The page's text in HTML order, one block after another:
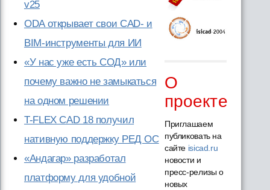
v25
ODA открывает свои CAD- и
BIM-инструменты для ИИ
«У нас уже есть СОД» или
почему важно не замыкаться
на одном решении
T-FLEX CAD 18 получил
нативную поддержку РЕД ОС
«Андагар» разработал
платформу для удобной
О
проекте
Приглашаем
публиковать на
сайте isicad.ru
новости и
пресс-релизы о
новых